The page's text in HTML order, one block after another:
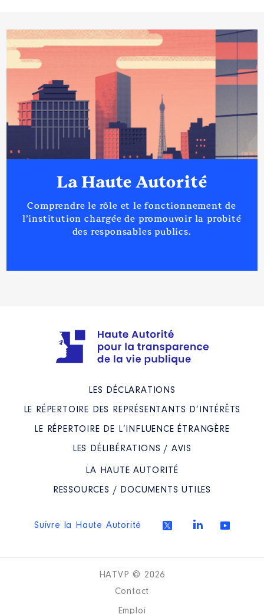
La Haute Autorité
Comprendre le rôle et le fonctionnement de
l’institution chargée de promouvoir la probité
des responsables publics.
LES DÉCLARATIONS
LE RÉPERTOIRE DES REPRÉSENTANTS D’INTÉRÊTS
LE RÉPERTOIRE DE L’INFLUENCE ÉTRANGÈRE
LES DÉLIBÉRATIONS / AVIS
LA HAUTE AUTORITÉ
RESSOURCES / DOCUMENTS UTILES
Suivre la Haute Autorité
HATVP © 2026
Contact
Emploi